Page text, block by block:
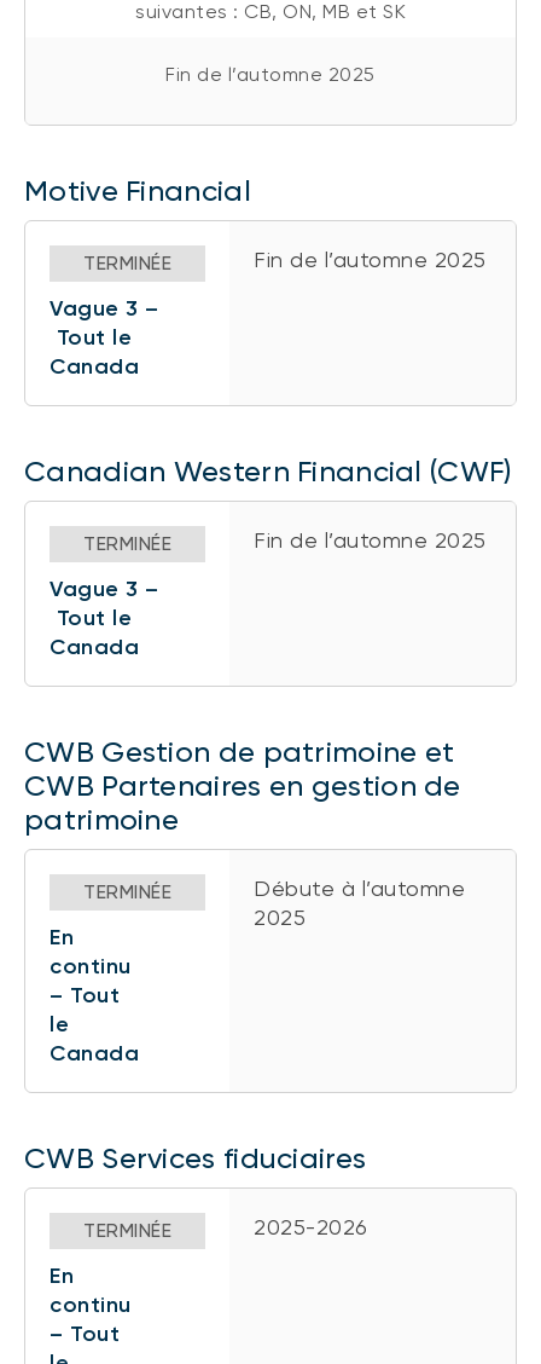
suivantes : CB, ON, MB et SK
Fin de l’automne 2025
Motive Financial
TERMINÉE
Vague 3 –
Tout le
Canada
Fin de l’automne 2025
Canadian Western Financial (CWF)
TERMINÉE
Vague 3 –
Tout le
Canada
Fin de l’automne 2025
CWB Gestion de patrimoine et
CWB Partenaires en gestion de
patrimoine
TERMINÉE
En
continu
– Tout
le
Canada
Débute à l’automne
2025
CWB Services fiduciaires
TERMINÉE
En
continu
– Tout
2025-2026